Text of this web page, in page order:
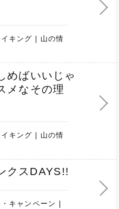
キング
山の情
めばいいじゃ
メなその理
キング
山の情
クスDAYS!!
キャンペーン